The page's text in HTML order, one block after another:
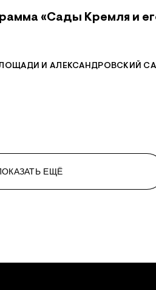
«Сады Кремля и
И АЛЕКСАНДРОВСКИЙ
ЕЩЁ